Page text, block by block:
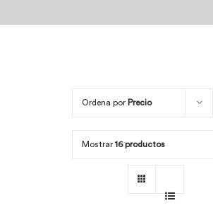
Ordena por Precio
Mostrar 16 productos